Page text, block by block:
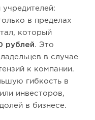
учредителей:
в пределах
который
рублей. Это
в случае
к компании.
гибкость в
инвесторов,
в бизнесе.